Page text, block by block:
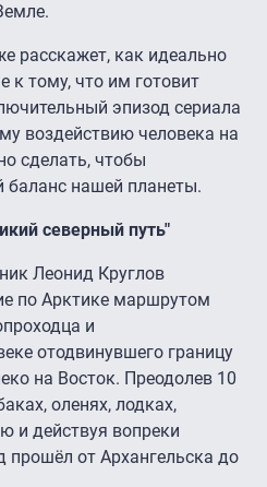
расскажет, как идеально
к тому, что им готовит
эпизод сериала
воздействию человека на
сделать, чтобы
баланс нашей планеты.
северный путь"
Леонид Круглов
по Арктике маршрутом
и
отодвинувшего границу
на Восток. Преодолев 10
оленях, лодках,
и действуя вопреки
прошёл от Архангельска до